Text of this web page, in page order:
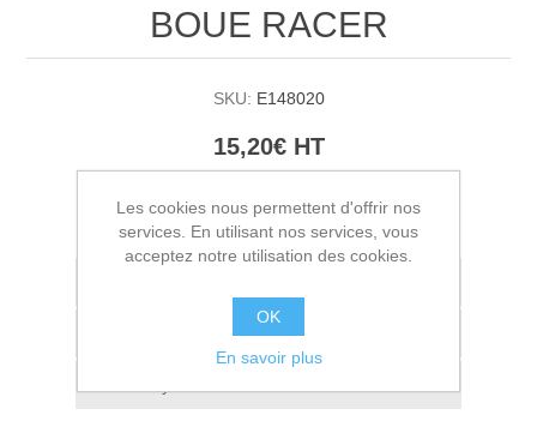
BOUE RACER
SKU: E148020
15,20€ HT
AJOUTER AU PANIER
Ajouter à la liste de comparaison
Les cookies nous permettent d'offrir nos
services. En utilisant nos services, vous
acceptez notre utilisation des cookies.
OK
En savoir plus